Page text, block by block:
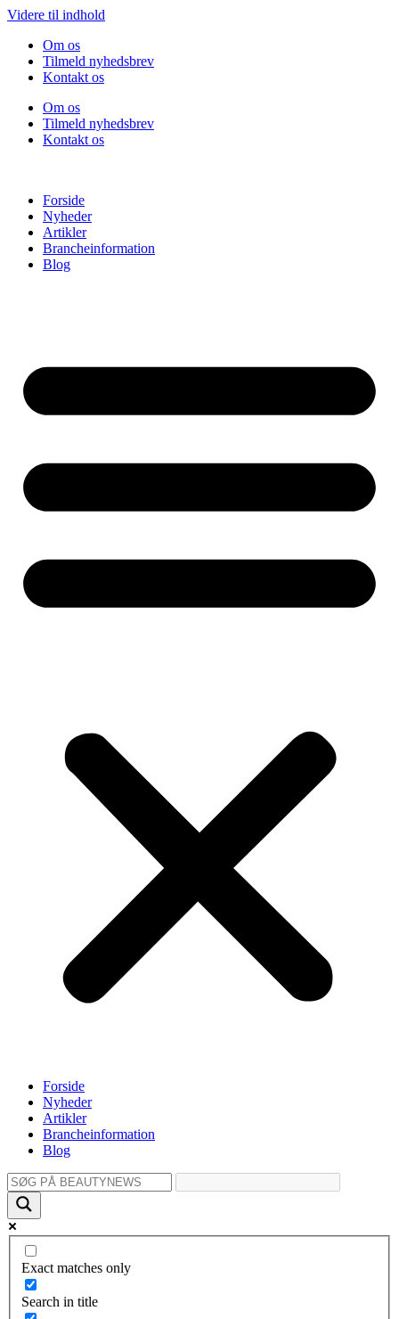
Videre til indhold
Om os
Tilmeld nyhedsbrev
Kontakt os
Om os
Tilmeld nyhedsbrev
Kontakt os
Forside
Nyheder
Artikler
Brancheinformation
Blog
Forside
Nyheder
Artikler
Brancheinformation
Blog
Exact matches only
Search in title